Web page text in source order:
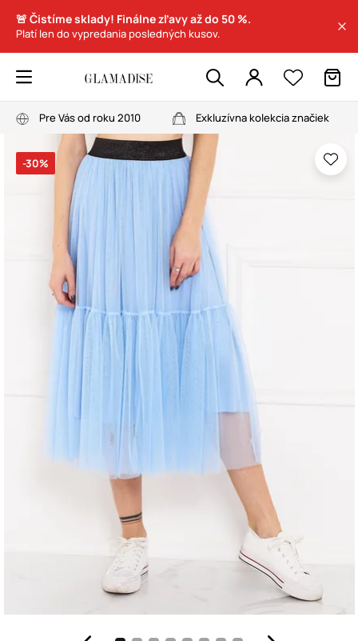
🚨 Čistíme sklady! Finálne zľavy až do 50 %.
Platí len do vypredania posledných kusov.
Pre Vás od roku 2010 Exkluzívna kolekcia značiek
-30%